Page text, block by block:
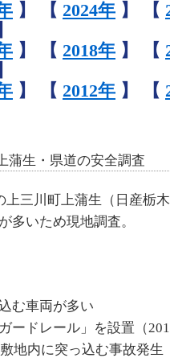
】 【 2024年 】 【
】 【 2018年 】 【
】 【 2012年 】 【
蒲生・県道の安全調査
上三川町上蒲生（日産栃
多いため現地調査。
む車両が多い
ードレール」を設置（
地内に突っ込む事故発生